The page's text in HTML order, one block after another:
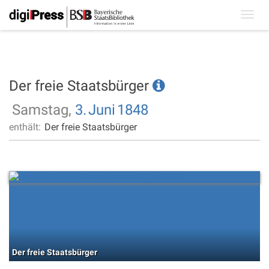
Der freie Staatsbürger
Samstag, 3.Juni 1848
enthält: Der freie Staatsbürger
Der freie Staatsbürger